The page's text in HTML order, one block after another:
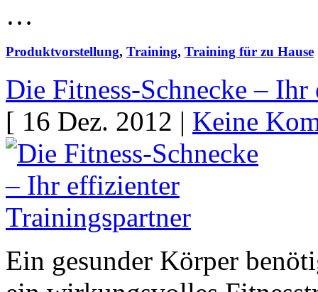
…
Produktvorstellung, Training, Training für zu Hause
Die Fitness-Schnecke –
[ 16 Dez. 2012 | Keine
Ein gesunder Körper